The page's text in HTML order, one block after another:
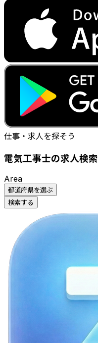
仕事・求人を探そう
電気工事士の求人検索
Area
都道府県を選ぶ
検索する